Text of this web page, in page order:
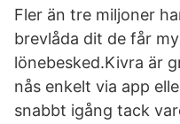
Fler än tre miljoner
brevlåda dit de får
lönebesked.Kivra är
nås enkelt via app
snabbt igång tack